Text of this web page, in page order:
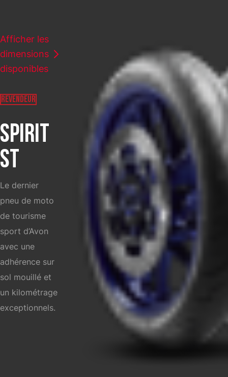
SPIRIT
ST
Le dernier
pneu de moto
de tourisme
sport d’Avon
avec une
adhérence sur
sol mouillé et
un kilométrage
exceptionnels.
Afficher les
dimensions
disponibles
REVENDEUR